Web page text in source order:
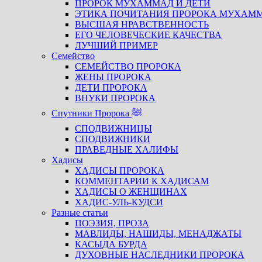
ПРОРОК МУХАММАД И ДЕТИ
ЭТИКА ПОЧИТАНИЯ ПРОРОКА
ВЫСШАЯ НРАВСТВЕННОСТЬ
ЕГО ЧЕЛОВЕЧЕСКИЕ КАЧЕСТВА
ЛУЧШИЙ ПРИМЕР
Семейство
СЕМЕЙСТВО ПРОРОКА
ЖЕНЫ ПРОРОКА
ДЕТИ ПРОРОКА
ВНУКИ ПРОРОКА
Спутники Пророка ﷺ
СПОДВИЖНИЦЫ
СПОДВИЖНИКИ
ПРАВЕДНЫЕ ХАЛИФЫ
Хадисы
ХАДИСЫ ПРОРОКА
КОММЕНТАРИИ К ХАДИСАМ
ХАДИСЫ О ЖЕНЩИНАХ
ХАДИС-УЛЬ-КУДСИ
Разные статьи
ПОЭЗИЯ, ПРОЗА
МАВЛИДЫ, НАШИДЫ, МЕНАДЖАТЫ
КАСЫДА БУРДА
ДУХОВНЫЕ НАСЛЕДНИКИ ПРОРОКА